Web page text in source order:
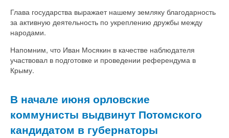
Глава государства выражает нашему земляку благодарность
за активную деятельность по укреплению дружбы между
народами.
Напомним, что Иван Мосякин в качестве наблюдателя
участвовал в подготовке и проведении референдума в
Крыму.
В начале июня орловские
коммунисты выдвинут Потомского
кандидатом в губернаторы